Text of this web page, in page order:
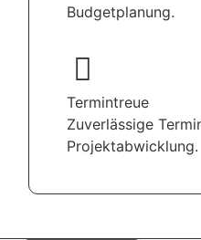
Budgetplanung.
Termintreue
Zuverlässige
Projektabwicklung.